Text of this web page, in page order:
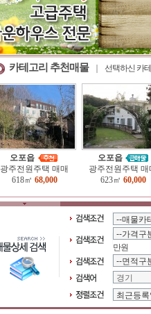
카테고리 추천매물 선택하신 카
오포읍
광주전원주택 매매
618㎡ 68,000
오포읍
광주전원주택 매
623㎡ 60,000
만원